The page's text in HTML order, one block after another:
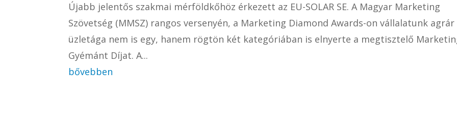
Újabb jelentős szakmai mérföldkőhöz érkezett az EU-SOLAR SE. A Magyar Marketing
Szövetség (MMSZ) rangos versenyén, a Marketing Diamond Awards-on vállalatunk agrár
üzletága nem is egy, hanem rögtön két kategóriában is elnyerte a megtisztelő
Gyémánt Díjat. A...
bővebben